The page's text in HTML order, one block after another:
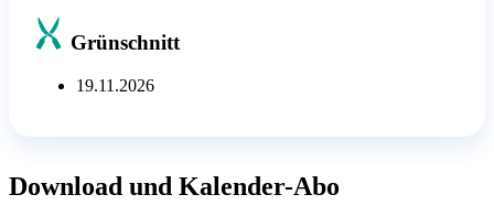
Grünschnitt
19.11.2026
Download und Kalender-Abo